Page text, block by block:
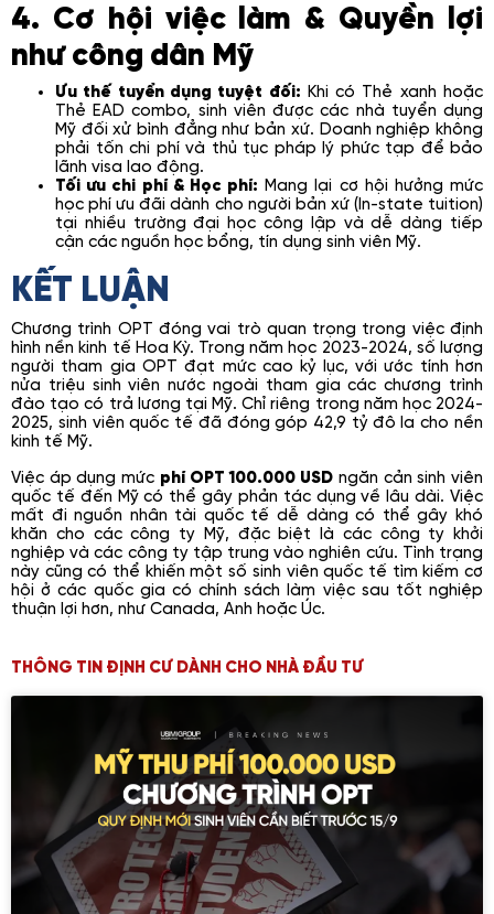
4. Cơ hội việc làm & Quyền lợi
như công dân Mỹ
Ưu thế tuyển dụng tuyệt đối: Khi có Thẻ xanh hoặc
Thẻ EAD combo, sinh viên được các nhà tuyển dụng
Mỹ đối xử bình đẳng như bản xứ. Doanh nghiệp không
phải tốn chi phí và thủ tục pháp lý phức tạp để bảo
lãnh visa lao động.
Tối ưu chi phí & Học phí: Mang lại cơ hội hưởng mức
học phí ưu đãi dành cho người bản xứ (In-state tuition)
tại nhiều trường đại học công lập và dễ dàng tiếp
cận các nguồn học bổng, tín dụng sinh viên Mỹ.
KẾT LUẬN
Chương trình OPT đóng vai trò quan trọng trong việc định
hình nền kinh tế Hoa Kỳ. Trong năm học 2023-2024, số lượng
người tham gia OPT đạt mức cao kỷ lục, với ước tính hơn
nửa triệu sinh viên nước ngoài tham gia các chương trình
đào tạo có trả lương tại Mỹ. Chỉ riêng trong năm học 2024-
2025, sinh viên quốc tế đã đóng góp 42,9 tỷ đô la cho nền
kinh tế Mỹ.
Việc áp dụng mức phí OPT 100.000 USD ngăn cản sinh viên
quốc tế đến Mỹ có thể gây phản tác dụng về lâu dài. Việc
mất đi nguồn nhân tài quốc tế dễ dàng có thể gây khó
khăn cho các công ty Mỹ, đặc biệt là các công ty khởi
nghiệp và các công ty tập trung vào nghiên cứu. Tình trạng
này cũng có thể khiến một số sinh viên quốc tế tìm kiếm cơ
hội ở các quốc gia có chính sách làm việc sau tốt nghiệp
thuận lợi hơn, như Canada, Anh hoặc Úc.
THÔNG TIN ĐỊNH CƯ DÀNH CHO NHÀ ĐẦU TƯ